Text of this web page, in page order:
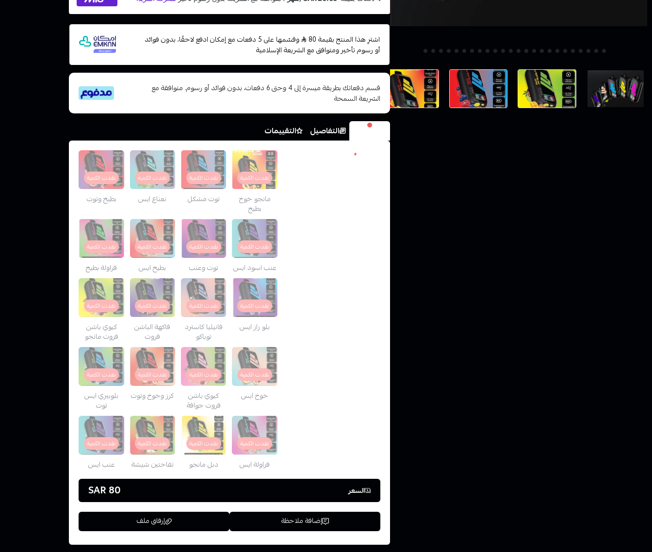
اشترِ هذا المنتج بقيمة 80
وقسّمها على 5 دفعات مع إمكان ادفع لاحقًا، بدون فوائد
أو رسوم تأخير ومتوافق مع الشريعة الإسلامية
قسم دفعاتك بطريقة ميسرة إلى 4 وحتى 6 دفعات، بدون فوائد أو رسوم. متوافقة مع
الشريعة السمحة
الخيارات التفاصيل التقييمات
*
نفدت الكمية
مانجو خوخ
بطيخ
نفدت الكمية
توت مشكل
نفدت الكمية
نعناع ايس
نفدت الكمية
بطيخ وتوت
نفدت الكمية
عنب اسود ايس
نفدت الكمية
توت وعنب
نفدت الكمية
بطيخ ايس
نفدت الكمية
فراولة بطيخ
نفدت الكمية
بلو راز ايس
نفدت الكمية
فانيليا كاسترد
توباكو
نفدت الكمية
فاكهة الباشن
فروت
نفدت الكمية
كيوي باشن
فروت مانجو
نفدت الكمية
خوخ ايس
نفدت الكمية
كيوي باشن
فروت جوافة
نفدت الكمية
كرز وخوخ وتوت
نفدت الكمية
بلوبيري ايس
توت
نفدت الكمية
فراولة ايس
نفدت الكمية
دبل مانجو
نفدت الكمية
تفاحتين شيشة
نفدت الكمية
عنب ايس
السعر 80 SAR
إضافة ملاحظة إرفاق ملف